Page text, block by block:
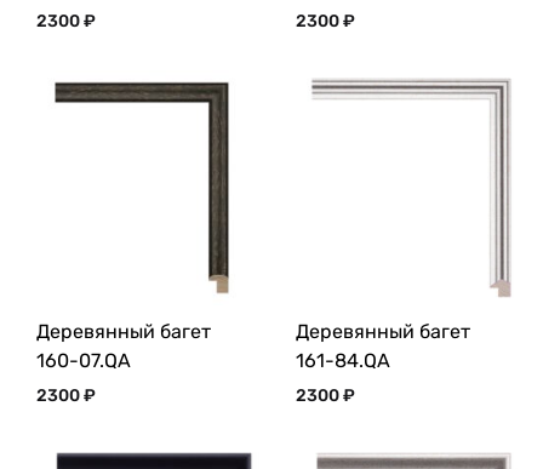
2300₽ 2300₽
Деревянный багет
160-07.QA
2300₽
Деревянный багет
161-84.QA
2300₽